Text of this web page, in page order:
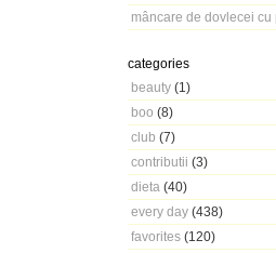
mâncare de dovlecei cu
categories
beauty (1)
boo (8)
club (7)
contributii (3)
dieta (40)
every day (438)
favorites (120)